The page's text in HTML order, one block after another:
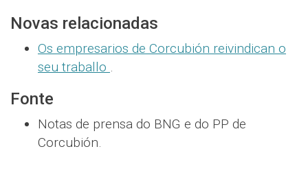
Novas relacionadas
Os empresarios de Corcubión reivindican o
seu traballo .
Fonte
Notas de prensa do BNG e do PP de
Corcubión.